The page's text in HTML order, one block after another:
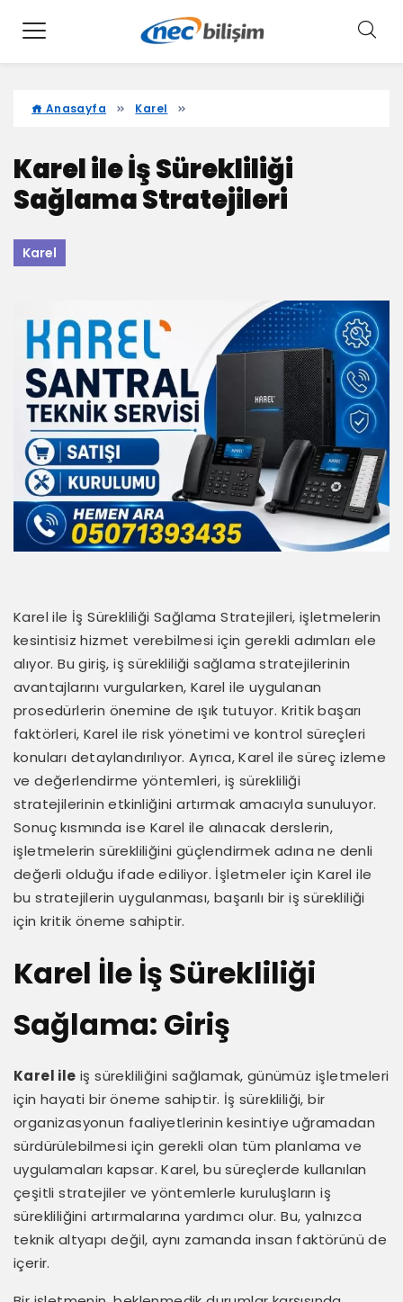
Anasayfa Karel
Karel ile İş Sürekliliği
Sağlama Stratejileri
Karel
Karel ile İş Sürekliliği Sağlama Stratejileri, işletmelerin
kesintisiz hizmet verebilmesi için gerekli adımları ele
alıyor. Bu giriş, iş sürekliliği sağlama stratejilerinin
avantajlarını vurgularken, Karel ile uygulanan
prosedürlerin önemine de ışık tutuyor. Kritik başarı
faktörleri, Karel ile risk yönetimi ve kontrol süreçleri
konuları detaylandırılıyor. Ayrıca, Karel ile süreç izleme
ve değerlendirme yöntemleri, iş sürekliliği
stratejilerinin etkinliğini artırmak amacıyla sunuluyor.
Sonuç kısmında ise Karel ile alınacak derslerin,
işletmelerin sürekliliğini güçlendirmek adına ne denli
değerli olduğu ifade ediliyor. İşletmeler için Karel ile
bu stratejilerin uygulanması, başarılı bir iş sürekliliği
için kritik öneme sahiptir.
Karel İle İş Sürekliliği
Sağlama: Giriş
Karel ile iş sürekliliğini sağlamak, günümüz işletmeleri
için hayati bir öneme sahiptir. İş sürekliliği, bir
organizasyonun faaliyetlerinin kesintiye uğramadan
sürdürülebilmesi için gerekli olan tüm planlama ve
uygulamaları kapsar. Karel, bu süreçlerde kullanılan
çeşitli stratejiler ve yöntemlerle kuruluşların iş
sürekliliğini artırmalarına yardımcı olur. Bu, yalnızca
teknik altyapı değil, aynı zamanda insan faktörünü de
içerir.